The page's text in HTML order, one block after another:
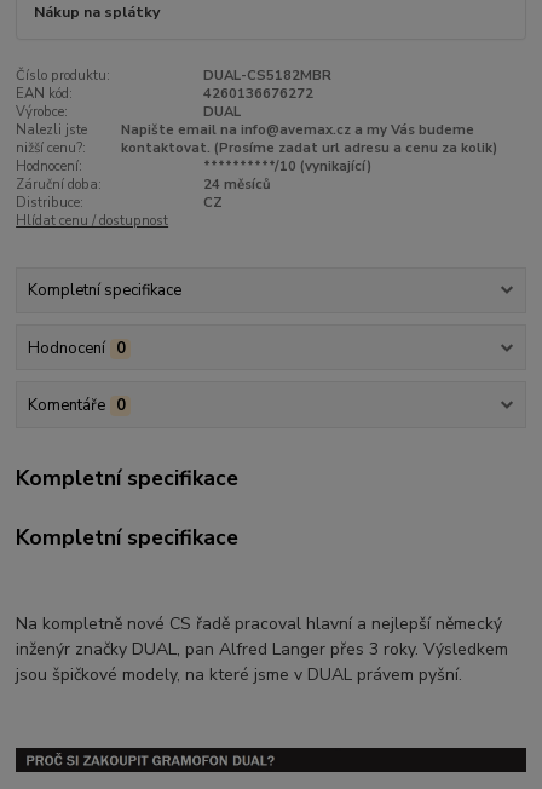
Nákup na splátky
Číslo produktu:
DUAL-CS5182MBR
EAN kód:
4260136676272
Výrobce:
DUAL
Nalezli jste
nižší cenu?:
Napište email na info@avemax.cz a my Vás budeme
kontaktovat. (Prosíme zadat url adresu a cenu za kolik)
Hodnocení:
**********/10 (vynikající)
Záruční doba:
24 měsíců
Distribuce:
CZ
Hlídat cenu / dostupnost
Kompletní specifikace
Hodnocení 0
Komentáře 0
Kompletní specifikace
Kompletní specifikace
Na kompletně nové CS řadě pracoval hlavní a nejlepší německý
inženýr značky DUAL, pan Alfred Langer přes 3 roky. Výsledkem
jsou špičkové modely, na které jsme v DUAL právem pyšní.